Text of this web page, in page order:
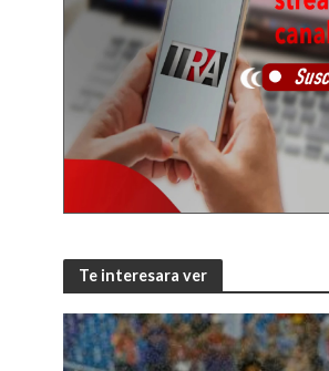
Te interesara ver